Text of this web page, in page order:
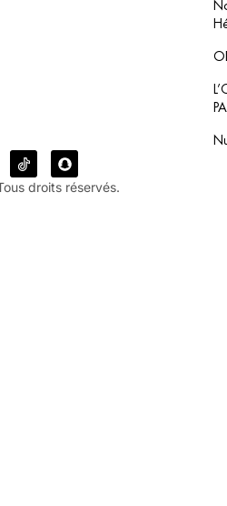
droits réservés.